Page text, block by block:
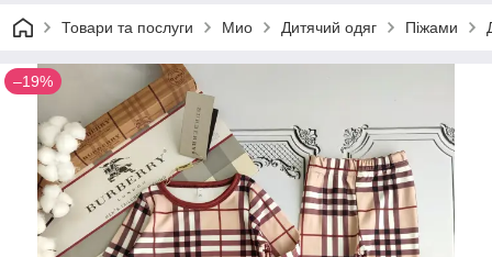
Товари та послуги Мио Дитячий одяг Піжами
–19%